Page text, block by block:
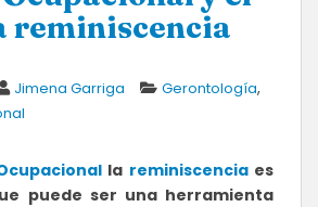
reminiscencia
Jimena Garriga Gerontología,
la reminiscenciaes
puede ser una herramienta